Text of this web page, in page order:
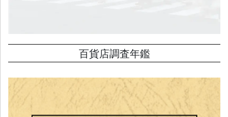
百貨店調査年鑑